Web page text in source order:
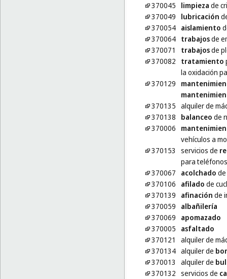
370045
limpieza de
370049
lubricación
370054 aislamiento
370064 trabajosde
370071
trabajosde
370082
tratamiento
la oxidación
370129
370135 alquiler de
370138
balanceo de
370006
vehículos a
370153
servicios de
para
370067
acolchado
370106
afilado de
370139
afinación de
370059
albañilería
370069
apomazado
370005
asfaltado
370121
alquiler de
370134 alquiler de
370013
alquiler de
370132 servicios de